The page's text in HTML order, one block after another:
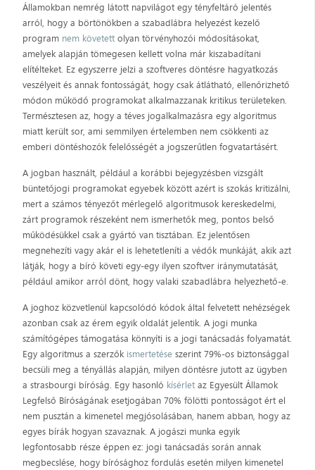
Államokban nemrég látott napvilágot egy tényfeltáró jelentés
arról, hogy a börtönökben a szabadlábra helyezést kezelő
program nem követett olyan törvényhozói módosításokat,
amelyek alapján tömegesen kellett volna már kiszabadítani
elítélteket. Ez egyszerre jelzi a szoftveres döntésre hagyatkozás
veszélyeit és annak fontosságát, hogy csak átlátható, ellenőrizhető
módon működő programokat alkalmazzanak kritikus területeken.
Természtesen az, hogy a téves jogalkalmazásra egy algoritmus
miatt került sor, ami semmilyen értelemben nem csökkenti az
emberi döntéshozók felelősségét a jogszerűtlen fogvatartásért.
A jogban használt, például a korábbi bejegyzésben vizsgált
büntetőjogi programokat egyebek között azért is szokás kritizálni,
mert a számos tényezőt mérlegelő algoritmusok kereskedelmi,
zárt programok részeként nem ismerhetők meg, pontos belső
működésükkel csak a gyártó van tisztában. Ez jelentősen
megnehezíti vagy akár el is lehetetleníti a védők munkáját, akik azt
látják, hogy a bíró követi egy-egy ilyen szoftver iránymutatását,
például amikor arról dönt, hogy valaki szabadlábra helyezhető-e.
A joghoz közvetlenül kapcsolódó kódok által felvetett nehézségek
azonban csak az érem egyik oldalát jelentik. A jogi munka
számítógépes támogatása könnyíti is a jogi tanácsadás folyamatát.
Egy algoritmus a szerzők ismertetése szerint 79%-os biztonsággal
becsüli meg a tényállás alapján, milyen döntésre jutott az ügyben
a strasbourgi bíróság. Egy hasonló kísérlet az Egyesült Államok
Legfelső Bíróságának esetjogában 70% fölötti pontosságot ért el
nem pusztán a kimenetel megjósolásában, hanem abban, hogy az
egyes bírák hogyan szavaznak. A jogászi munka egyik
legfontosabb része éppen ez: jogi tanácsadás során annak
megbecslése, hogy bírósághoz fordulás esetén milyen kimenetel